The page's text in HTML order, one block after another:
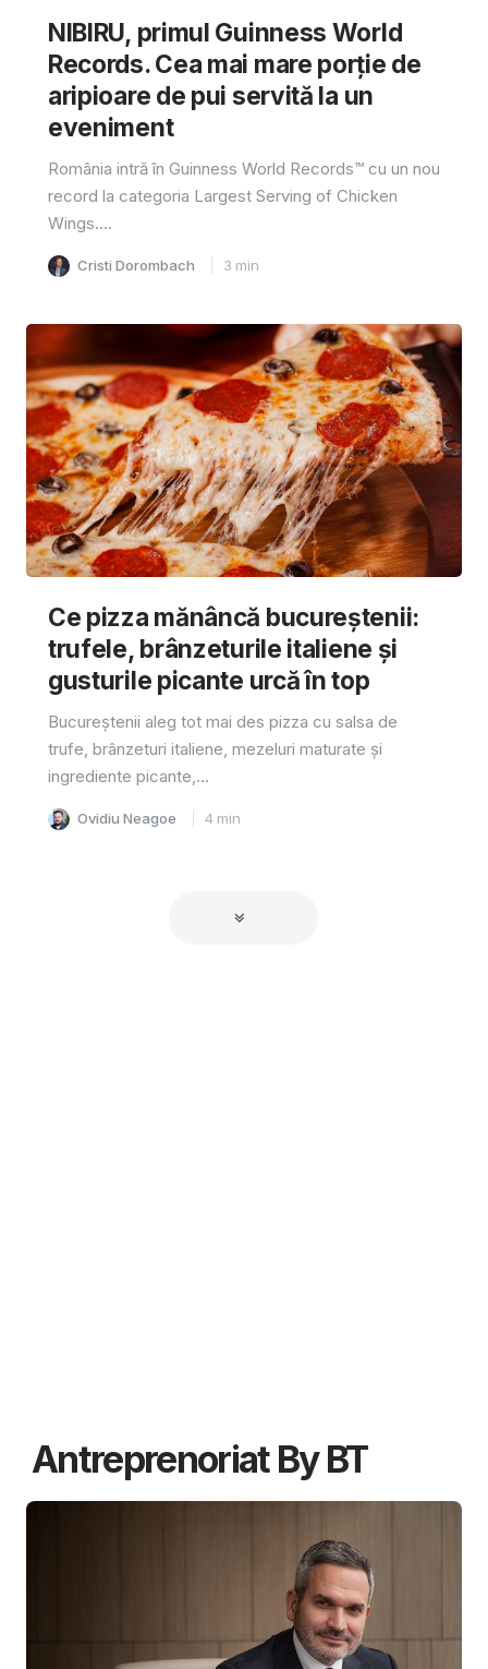
NIBIRU, primul Guinness World
Records. Cea mai mare porție de
aripioare de pui servită la un
eveniment
România intră în Guinness World Records™️ cu un nou
record la categoria Largest Serving of Chicken
Wings....
Cristi Dorombach 3 min
Ce pizza mănâncă bucureștenii:
trufele, brânzeturile italiene și
gusturile picante urcă în top
Bucureștenii aleg tot mai des pizza cu salsa de
trufe, brânzeturi italiene, mezeluri maturate și
ingrediente picante,...
Ovidiu Neagoe 4 min
Antreprenoriat By BT